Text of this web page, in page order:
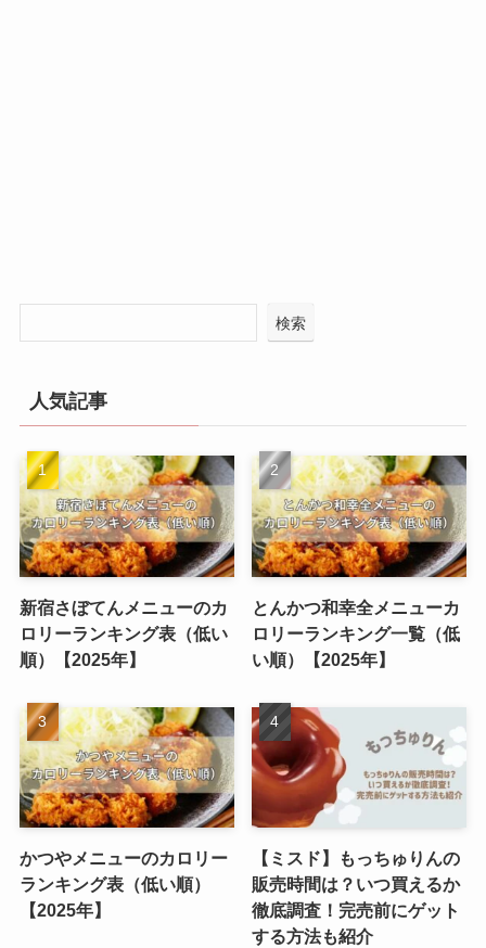
検索
人気記事
新宿さぼてんメニューのカ
ロリーランキング表（低い
順）【2025年】
とんかつ和幸全メニューカ
ロリーランキング一覧（低
い順）【2025年】
かつやメニューのカロリー
ランキング表（低い順）
【2025年】
【ミスド】もっちゅりんの
販売時間は？いつ買えるか
徹底調査！完売前にゲット
する方法も紹介